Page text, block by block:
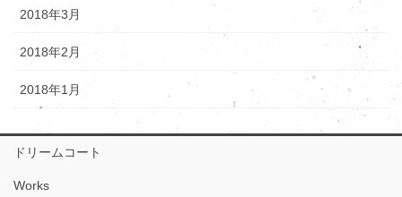
2018年3月
2018年2月
2018年1月
ドリームコート
Works